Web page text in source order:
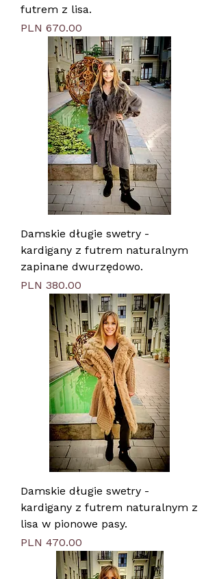
futrem z lisa.
Price
PLN 670.00
Damskie długie swetry -
kardigany z futrem naturalnym
zapinane dwurzędowo.
Price
PLN 380.00
Damskie długie swetry -
kardigany z futrem naturalnym z
lisa w pionowe pasy.
Price
PLN 470.00